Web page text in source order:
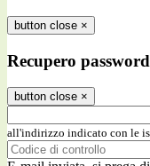
button close ×
Recupero password
button close ×
all'indirizzo indicato con le